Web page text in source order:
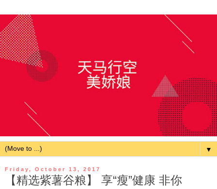
▼
Friday, October 13, 2017
【精选紫薯谷粮】 享“瘦”健康 非你